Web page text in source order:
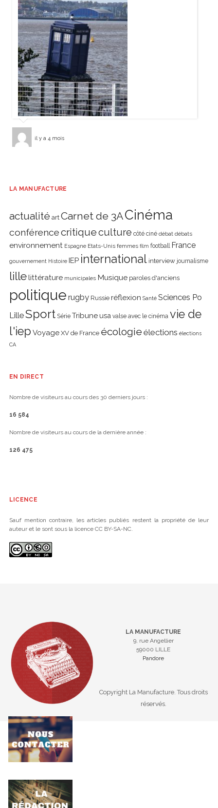
il y a 4 mois
LA MANUFACTURE
actualité art Carnet de 3ACinéma
conférencecritiqueculture côté ciné débat débats
environnement Espagne Etats-Unis femmes film football France
gouvernement Histoire IEP international interview journalisme
lillelittérature municipales Musique paroles d'anciens
politique rugby Russie réflexion Santé Sciences Po
LilleSport Série Tribune usa valse avec le cinéma vie de
l'iep Voyage XV de France écologie élections élections
CA
EN DIRECT
Nombre de visiteurs au cours des 30 derniers jours :
16 584
Nombre de visiteurs au cours de la dernière année :
126 475
LICENCE
Sauf mention contraire, les articles publiés restent la propriété de leur
auteur et le sont sous la licence CC BY-SA-NC.
LA MANUFACTURE
9, rue Angellier
59000 LILLE
Pandore
Copyright La Manufacture. Tous droits
réservés.